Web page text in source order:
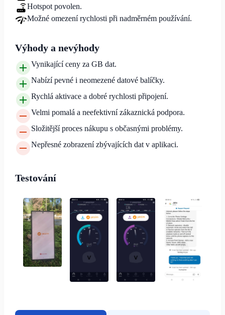
Hotspot povolen.
Možné omezení rychlosti při nadměrném používání.
Výhody a nevýhody
Vynikající ceny za GB dat.
Nabízí pevné i neomezené datové balíčky.
Rychlá aktivace a dobré rychlosti připojení.
Velmi pomalá a neefektivní zákaznická podpora.
Složitější proces nákupu s občasnými problémy.
Nepřesné zobrazení zbývajících dat v aplikaci.
Testování